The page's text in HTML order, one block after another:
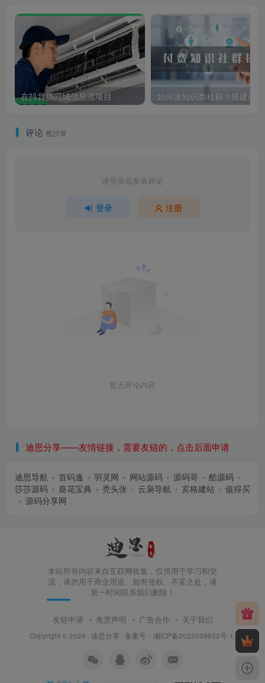
在抖音搞同城信息流项目
评论 抢沙发
请登录后发表评论
登录 注册
暂无评论内容
迪思分享——友情链接，需要友链的，点击后面申请
迪思导航 首码逸 羽灵网 网站源码 源码哥
酷源码
莎莎源码
葵花宝典 秃头张 云枭导航 宾格建站
值得买
源码分享网
本站所有内容来自互联网收集，仅供用于学习和交
流，请勿用于商业用途。如有侵权、不妥之处，请
第一时间联系我们删除！
友链申请 免责声明 广告合作 关于我们
Copyright © 2024 · 迪思分享 · 备案号： 湘ICP备2023009932号-1 .